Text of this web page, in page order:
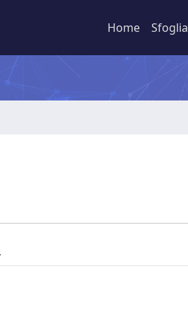
Home Sfoglia